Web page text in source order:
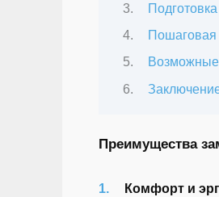
Пошаговая
Преимущества
Комфорт и